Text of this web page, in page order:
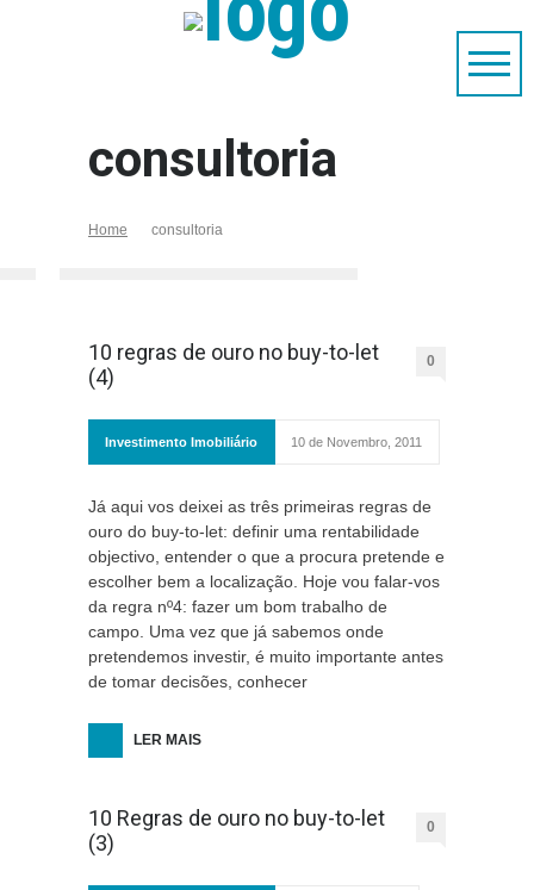
consultoria
Home consultoria
10 regras de ouro no buy-to-let
(4)
0
Investimento Imobiliário 10 de Novembro, 2011
Já aqui vos deixei as três primeiras regras de
ouro do buy-to-let: definir uma rentabilidade
objectivo, entender o que a procura pretende e
escolher bem a localização. Hoje vou falar-vos
da regra nº4: fazer um bom trabalho de
campo. Uma vez que já sabemos onde
pretendemos investir, é muito importante antes
de tomar decisões, conhecer
LER MAIS
10 Regras de ouro no buy-to-let
(3)
0